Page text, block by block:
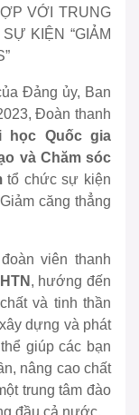
VỚI TRUNG
KIỆN “GIẢM
Đảng ủy, Ban
Đoàn thanh
học Quốc gia
và Chăm sóc
tổ chức sự kiện
căng thẳng
viên thanh
, hướng đến
và tinh thần
dựng và phát
giúp các bạn
nâng cao chất
trung tâm đào